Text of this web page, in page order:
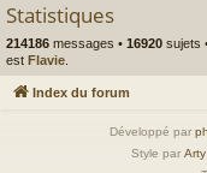
Statistiques
214186 messages • 16920 sujets
est Flavie
Index du forum
Développé par
Style par Arty